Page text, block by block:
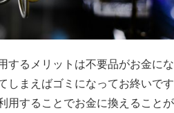
するメリットは不要品がお金にな
しまえばゴミになってお終いです
用することでお金に換えることが